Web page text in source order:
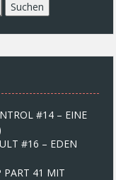
#14 – EINE
#16 – EDEN
PART 41 MIT